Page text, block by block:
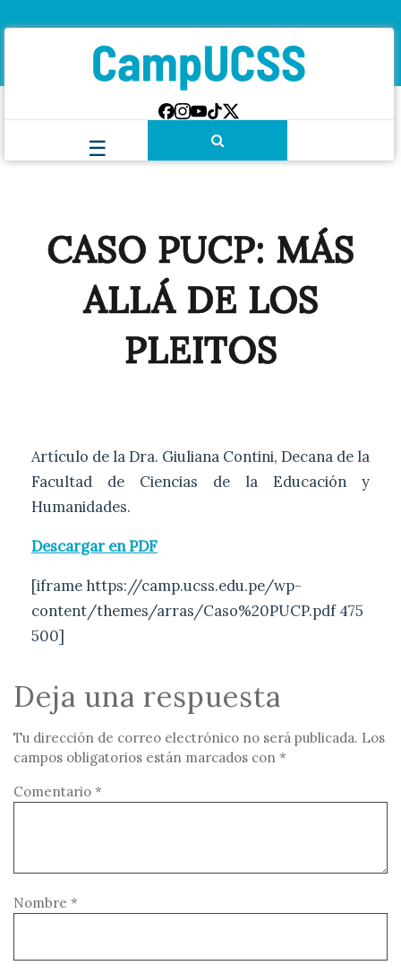
CASO PUCP: MÁS
ALLÁ DE LOS
PLEITOS
Artículo de la Dra. Giuliana Contini, Decana de la
Facultad de Ciencias de la Educación y
Humanidades.
Descargar en PDF
[iframe https://camp.ucss.edu.pe/wp-
content/themes/arras/Caso%20PUCP.pdf 475
500]
Deja una respuesta
Tu dirección de correo electrónico no será publicada. Los
campos obligatorios están marcados con *
Comentario *
Nombre *